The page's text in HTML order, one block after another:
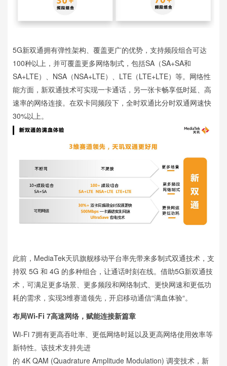
5G新双通拥有弹性架构、覆盖更广的优势，支持频段组合可达
100种以上，并可覆盖更多网络制式，包括SA（SA+SA和
SA+LTE）、NSA（NSA+LTE）、LTE（LTE+LTE）等。网络性
能方面，新双通技术可实现一卡通话，另一张卡畅享低时延、高
速率的网络连接。在双卡同频段下，全时双通比分时双通网速快
30%以上。
此前，MediaTek天玑旗舰移动平台率先带来多制式双通技术，支
持双 5G 和 4G 的多种组合，让通话时刻在线。借助5G新双通技
术，可满足更多场景、更多频段和网络制式、更快网速和更低功
耗的需求，实现3维赛道领先，开启移动通信“满血体验“。
布局Wi-Fi 7高速网络，赋能连接新篇章
Wi-Fi 7拥有更高吞吐率、更低网络时延以及更高网络使用效率等
新特性。该技术支持先进
的 4K QAM (Quadrature Amplitude Modulation) 调变技术，新